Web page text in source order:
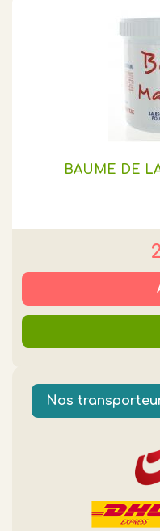
BAUME DE
Nos